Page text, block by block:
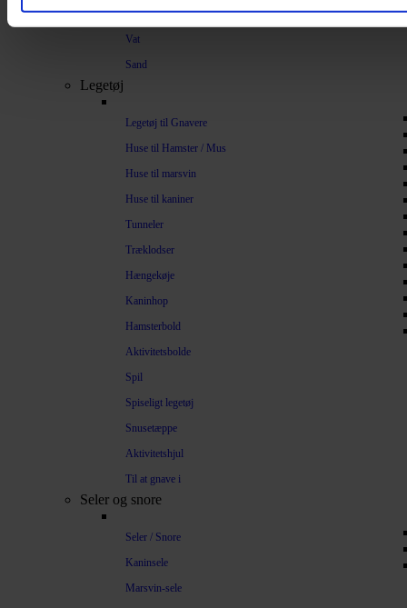
Træpiller
Vat
Sand
Legetøj
Legetøj til Gnavere
Huse til Hamster / Mus
Huse til marsvin
Huse til kaniner
Tunneler
Træklodser
Hængekøje
Kaninhop
Hamsterbold
Aktivitetsbolde
Spil
Spiseligt legetøj
Snusetæppe
Aktivitetshjul
Til at gnave i
Seler og snore
Seler / Snore
Kaninsele
Marsvin-sele